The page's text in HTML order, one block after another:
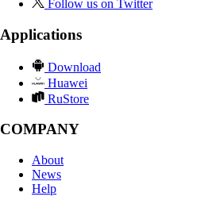
Follow us on Twitter
Applications
Download
Huawei
RuStore
COMPANY
About
News
Help